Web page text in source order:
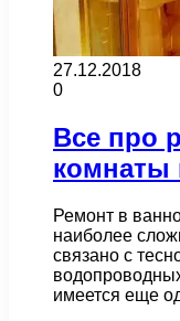
27.12.2018
0
Все про
комнаты
Ремонт в
наиболее
связано с
имеется еще